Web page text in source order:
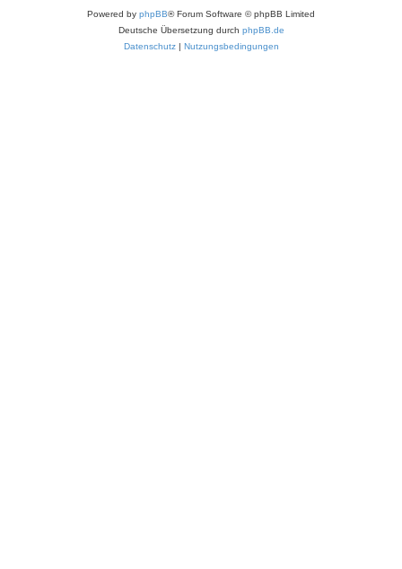
Powered by phpBB® Forum Software © phpBB Limited
Deutsche Übersetzung durch phpBB.de
Datenschutz | Nutzungsbedingungen